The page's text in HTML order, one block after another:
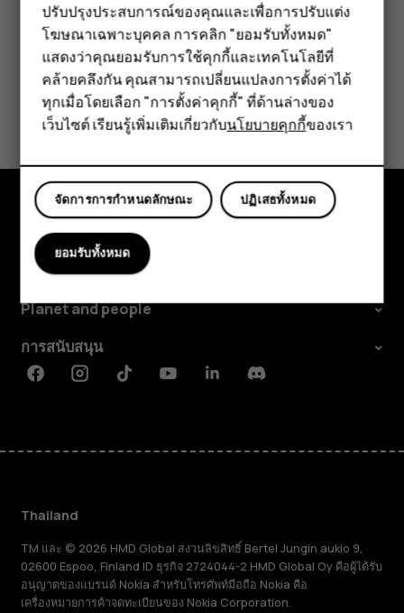
สมาร์ทโฟน
ฟีเจอร์โฟน
อุปกรณ์เสริม
แท็บเล็ต
ข้อมูลนี้มีประโยชน์กับคุณหรือไม่
สำรวจ
เกี่ยวกับ
Planet and people
การสนับสนุน
FacebookInstagramTiktokYoutubeLinkedinDiscord
Thailand
TM และ © 2026 HMD Global สงวนลิขสิทธิ์ Bertel Jungin aukio 9,
02600 Espoo, Finland ID ธุรกิจ 2724044-2 HMD Global Oy คือผู้ได้รับ
อนุญาตของแบรนด์ Nokia สำหรับโทรศัพท์มือถือ Nokia คือ
เครื่องหมายการค้าจดทะเบียนของ Nokia Corporation.
ปรับปรุงประสบการณ์ของคุณและเพื่อการปรับแต่ง
โฆษณาเฉพาะบุคคล การคลิก "ยอมรับทั้งหมด"
แสดงว่าคุณยอมรับการใช้คุกกี้และเทคโนโลยีที่
คล้ายคลึงกัน คุณสามารถเปลี่ยนแปลงการตั้งค่าได้
ทุกเมื่อโดยเลือก "การตั้งค่าคุกกี้" ที่ด้านล่างของ
เว็บไซต์ เรียนรู้เพิ่มเติมเกี่ยวกับนโยบายคุกกี้ของเรา
ปฏิเสธทั้งหมด
จัดการการกำหนดลักษณะ
ยอมรับทั้งหมด